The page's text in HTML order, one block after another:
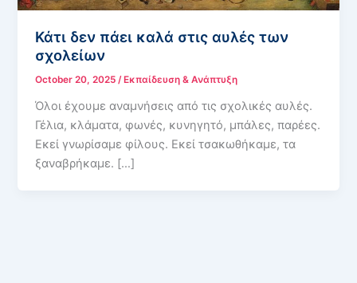
Κάτι δεν πάει καλά στις αυλές των
σχολείων
October 20, 2025/ Εκπαίδευση & Ανάπτυξη
Όλοι έχουμε αναμνήσεις από τις σχολικές αυλές.
Γέλια, κλάματα, φωνές, κυνηγητό, μπάλες, παρέες.
Εκεί γνωρίσαμε φίλους. Εκεί τσακωθήκαμε, τα
ξαναβρήκαμε. […]